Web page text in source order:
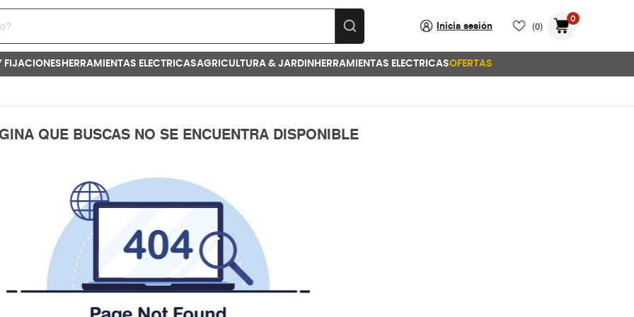
Inicia sesión (0)
0
FIJACIONES HERRAMIENTAS ELECTRICASAGRICULTURA & JARDIN HERRAMIENTAS ELECTRICASOFERTAS
QUE BUSCAS NO SE ENCUENTRA DISPONIBLE